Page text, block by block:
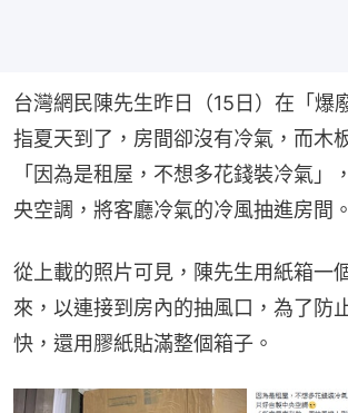
台灣網民陳先生昨日（15日）在「爆
指夏天到了，房間卻沒有冷氣，而木
「因為是租屋，不想多花錢裝冷氣」
央空調，將客廳冷氣的冷風抽進房間。
從上載的照片可見，陳先生用紙箱一
來，以連接到房內的抽風口，為了防
快，還用膠紙貼滿整個箱子。